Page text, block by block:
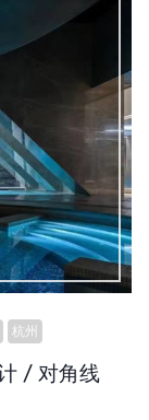
杭州
/ 对角线